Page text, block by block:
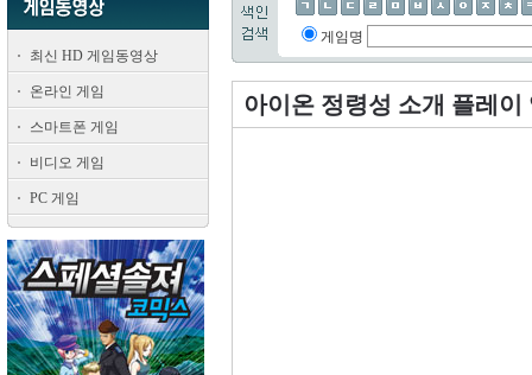
최신 HD 게임동영상
온라인 게임
스마트폰 게임
비디오 게임
PC 게임
게임명
아이온 정령성 소개 플레이